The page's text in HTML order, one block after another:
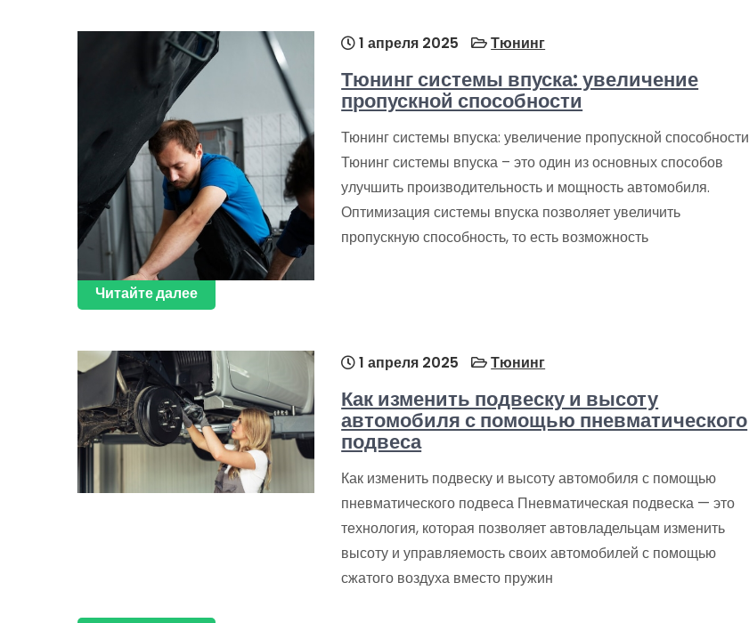
1 апреля 2025 Тюнинг
Тюнинг системы впуска: увеличение
пропускной способности
Тюнинг системы впуска: увеличение пропускной способности
Тюнинг системы впуска – это один из основных способов
улучшить производительность и мощность автомобиля.
Оптимизация системы впуска позволяет увеличить
пропускную способность, то есть возможность
Читайте далее
1 апреля 2025 Тюнинг
Как изменить подвеску и высоту
автомобиля с помощью пневматического
подвеса
Как изменить подвеску и высоту автомобиля с помощью
пневматического подвеса Пневматическая подвеска — это
технология, которая позволяет автовладельцам изменить
высоту и управляемость своих автомобилей с помощью
сжатого воздуха вместо пружин